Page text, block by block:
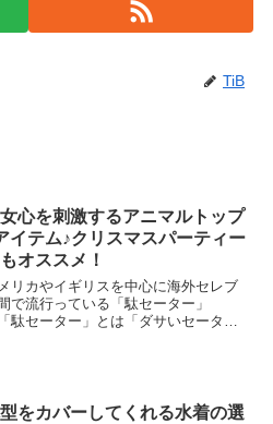
TiB
心を刺激するアニマルトップ
イテム♪クリスマスパーティー
オススメ！
リカやイギリスを中心に海外セレブ
で流行っている「駄セーター」
駄セーター」とは「ダサいセータ
をカバーしてくれる水着の選